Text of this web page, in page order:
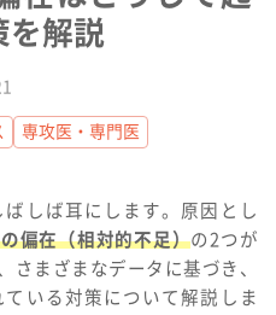
を解説
専攻医・専門医
ばしば耳にします。原因とし
偏在（相対的不足）の2つが
さまざまなデータに基づき、
いる対策について解説しま